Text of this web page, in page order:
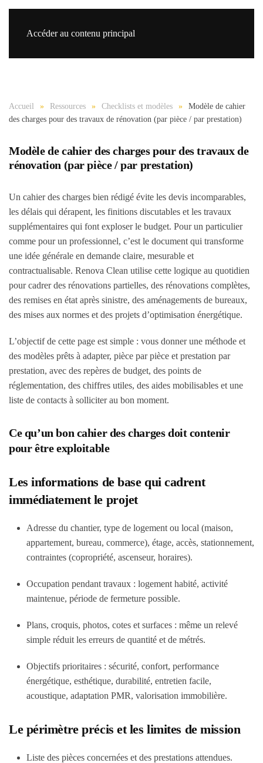
Accéder au contenu principal
Accueil Ressources Checklists et modèles
Modèle de cahier
des charges pour des travaux de rénovation (par pièce / par prestation)
Modèle de cahier des charges pour des travaux de
rénovation (par pièce / par prestation)
Un cahier des charges bien rédigé évite les devis incomparables,
les délais qui dérapent, les finitions discutables et les travaux
supplémentaires qui font exploser le budget. Pour un particulier
comme pour un professionnel, c’est le document qui transforme
une idée générale en demande claire, mesurable et
contractualisable. Renova Clean utilise cette logique au quotidien
pour cadrer des rénovations partielles, des rénovations complètes,
des remises en état après sinistre, des aménagements de bureaux,
des mises aux normes et des projets d’optimisation énergétique.
L’objectif de cette page est simple : vous donner une méthode et
des modèles prêts à adapter, pièce par pièce et prestation par
prestation, avec des repères de budget, des points de
réglementation, des chiffres utiles, des aides mobilisables et une
liste de contacts à solliciter au bon moment.
Ce qu’un bon cahier des charges doit contenir
pour être exploitable
Les informations de base qui cadrent
immédiatement le projet
Adresse du chantier, type de logement ou local (maison,
appartement, bureau, commerce), étage, accès, stationnement,
contraintes (copropriété, ascenseur, horaires).
Occupation pendant travaux : logement habité, activité
maintenue, période de fermeture possible.
Plans, croquis, photos, cotes et surfaces : même un relevé
simple réduit les erreurs de quantité et de métrés.
Objectifs prioritaires : sécurité, confort, performance
énergétique, esthétique, durabilité, entretien facile,
acoustique, adaptation PMR, valorisation immobilière.
Le périmètre précis et les limites de mission
Liste des pièces concernées et des prestations attendues.